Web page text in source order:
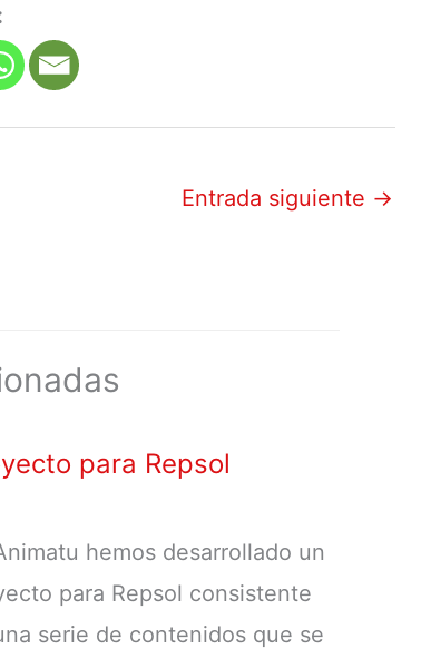
Entrada siguiente →
para Repsol
hemos desarrollado un
para Repsol consistente
serie de contenidos que se